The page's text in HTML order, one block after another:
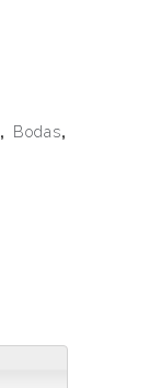
, Bodas,